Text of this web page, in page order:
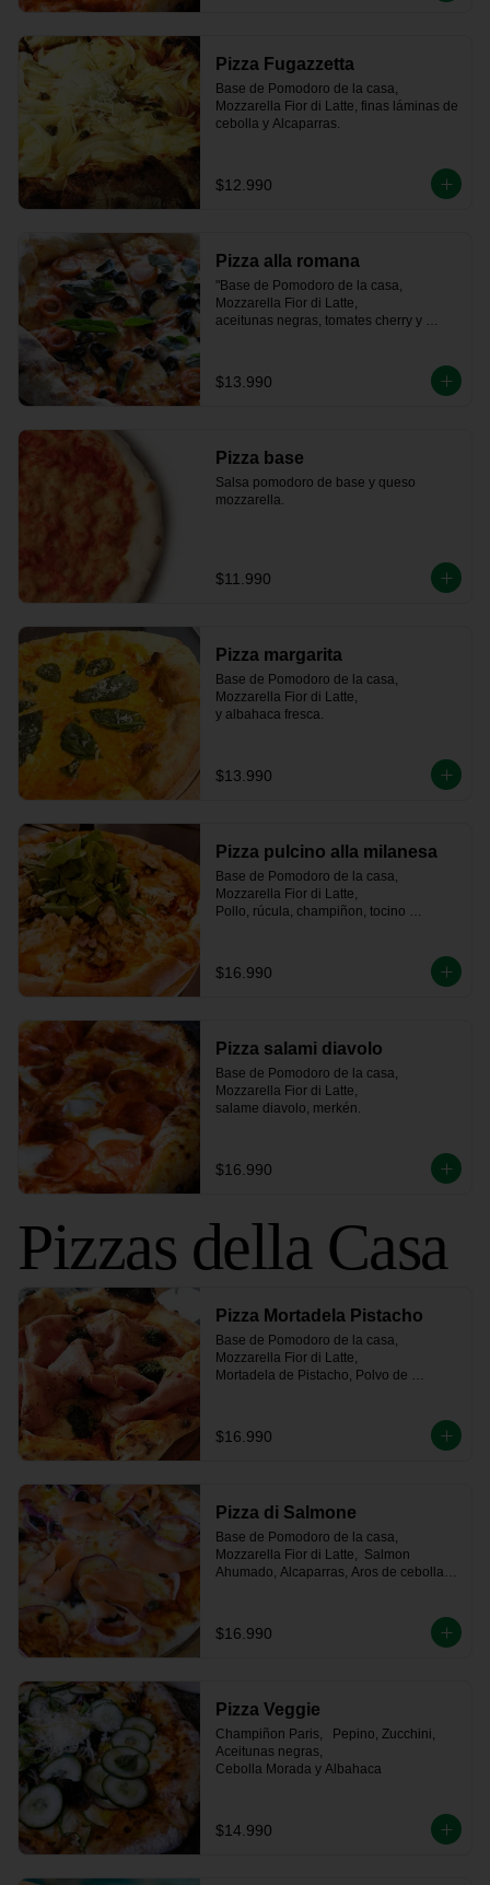
Pizza Fugazzetta
Base de Pomodoro de la casa,
Mozzarella Fior di Latte, finas láminas de
cebolla y Alcaparras.
$12.990
Pizza alla romana
"Base de Pomodoro de la casa,
Mozzarella Fior di Latte,
aceitunas negras, tomates cherry y
$13.990
Pizza base
Salsa pomodoro de base y queso
mozzarella.
$11.990
Pizza margarita
Base de Pomodoro de la casa,
Mozzarella Fior di Latte,
y albahaca fresca.
$13.990
Pizza pulcino alla milanesa
Base de Pomodoro de la casa,
Mozzarella Fior di Latte,
Pollo, rúcula, champiñon, tocino
$16.990
Pizza salami diavolo
Base de Pomodoro de la casa,
Mozzarella Fior di Latte,
salame diavolo, merkén.
$16.990
Pizzas della Casa
Pizza Mortadela Pistacho
Base de Pomodoro de la casa,
Mozzarella Fior di Latte,
Mortadela de Pistacho, Polvo de
$16.990
Pizza di Salmone
Base de Pomodoro de la casa,
Mozzarella Fior di Latte,  Salmon
Ahumado, Alcaparras, Aros de cebolla
$16.990
Pizza Veggie
Champiñon Paris,   Pepino, Zucchini,
Aceitunas negras,
Cebolla Morada y Albahaca
$14.990